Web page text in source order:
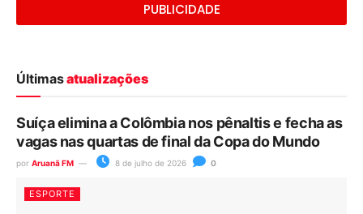
PUBLICIDADE
Últimasatualizações
Suíça elimina a Colômbia nos pênaltis e fecha as
vagas nas quartas de final da Copa do Mundo
por Aruanã FM 8 de julho de 2026 0
ESPORTE